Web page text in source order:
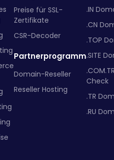
Preise für SSL-
Zertifikate
CSR-Decoder
Partnerprogramm
Domain-Reseller
Reseller Hosting
.IN
.CN
.TOP
.SITE
Check
.TR
.RU